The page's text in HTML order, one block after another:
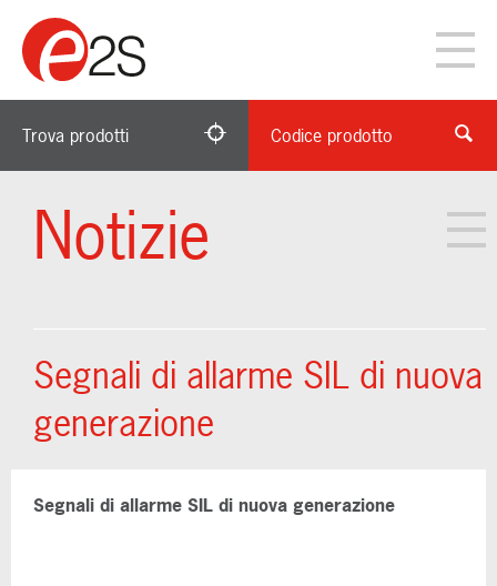
Trova prodotti Codice prodotto
Notizie
Segnali di allarme SIL di nuova
generazione
Segnali di allarme SIL di nuova generazione